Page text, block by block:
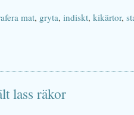
mat, gryta, indiskt, kikärtor,
lass räkor